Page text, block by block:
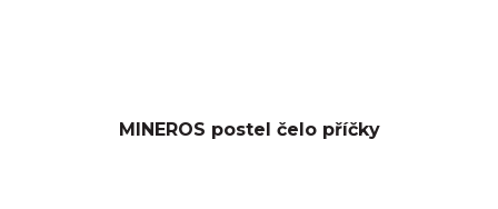
MINEROS postel čelo příčky